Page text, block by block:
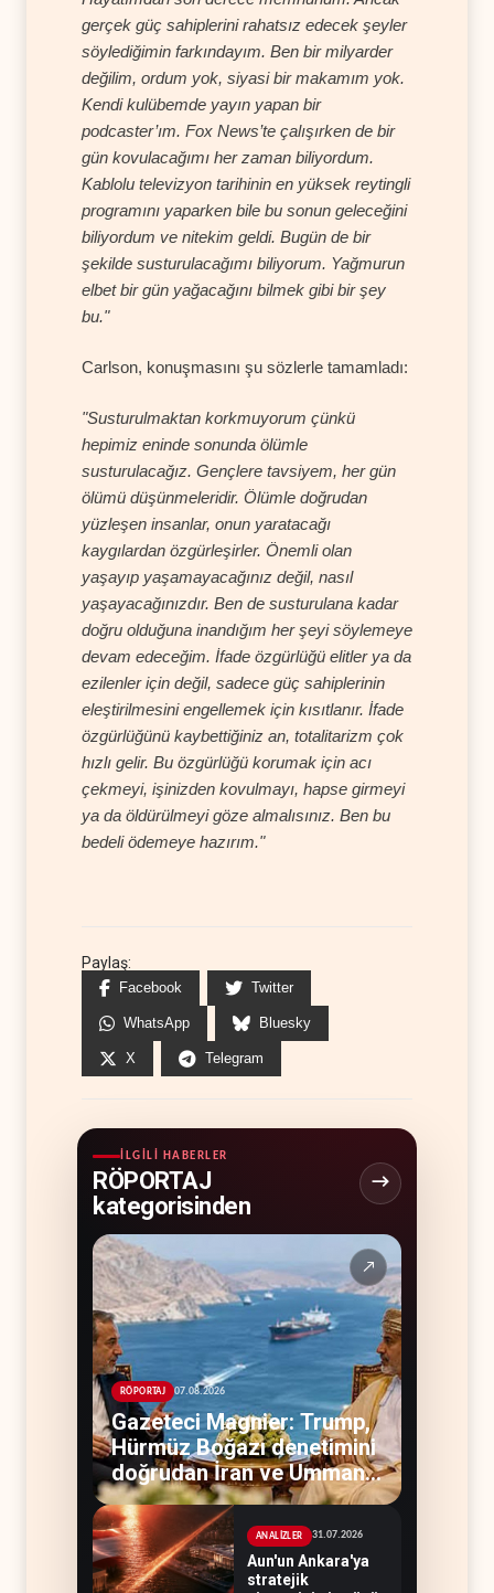
gerçek güç sahiplerini rahatsız edecek şeyler
söylediğimin farkındayım. Ben bir milyarder
değilim, ordum yok, siyasi bir makamım yok.
Kendi kulübemde yayın yapan bir
podcaster’ım. Fox News’te çalışırken de bir
gün kovulacağımı her zaman biliyordum.
Kablolu televizyon tarihinin en yüksek reytingli
programını yaparken bile bu sonun geleceğini
biliyordum ve nitekim geldi. Bugün de bir
şekilde susturulacağımı biliyorum. Yağmurun
elbet bir gün yağacağını bilmek gibi bir şey
bu."
Carlson, konuşmasını şu sözlerle tamamladı:
"Susturulmaktan korkmuyorum çünkü
hepimiz eninde sonunda ölümle
susturulacağız. Gençlere tavsiyem, her gün
ölümü düşünmeleridir. Ölümle doğrudan
yüzleşen insanlar, onun yaratacağı
kaygılardan özgürleşirler. Önemli olan
yaşayıp yaşamayacağınız değil, nasıl
yaşayacağınızdır. Ben de susturulana kadar
doğru olduğuna inandığım her şeyi söylemeye
devam edeceğim. İfade özgürlüğü elitler ya da
ezilenler için değil, sadece güç sahiplerinin
eleştirilmesini engellemek için kısıtlanır. İfade
özgürlüğünü kaybettiğiniz an, totalitarizm çok
hızlı gelir. Bu özgürlüğü korumak için acı
çekmeyi, işinizden kovulmayı, hapse girmeyi
ya da öldürülmeyi göze almalısınız. Ben bu
bedeli ödemeye hazırım."
Paylaş:
Facebook Twitter
WhatsApp Bluesky
X Telegram
İLGILI HABERLER
RÖPORTAJ
kategorisinden
↗
RÖPORTAJ 07.08.2026
Gazeteci Magnier: Trump,
Hürmüz Boğazı denetimini
doğrudan İran ve Umman'a
teslim etti
ANALİZLER 31.07.2026
Aun'un Ankara'ya
stratejik